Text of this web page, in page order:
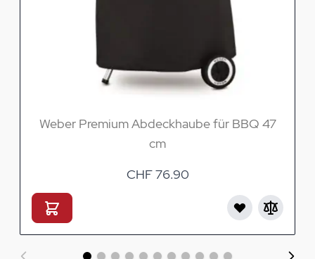
Weber Premium Abdeckhaube für BBQ 47
cm
CHF 76.90